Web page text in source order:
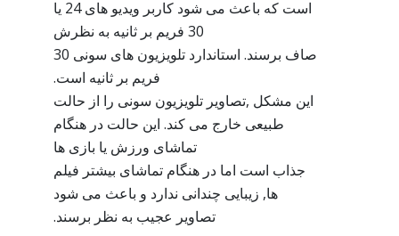
است که باعث می شود کاربر ویدیو های 24 یا
30 فریم بر ثانیه به نظرش
صاف برسند. استاندارد تلویزیون های سونی 30
فریم بر ثانیه است.
این مشکل ,تصاویر تلویزیون سونی را از حالت
طبیعی خارج می کند. این حالت در هنگام
تماشای ورزش یا بازی ها
جذاب است اما در هنگام تماشای بیشتر فیلم
ها, زیبایی چندانی ندارد و باعث می شود
تصاویر عجیب به نظر برسند.